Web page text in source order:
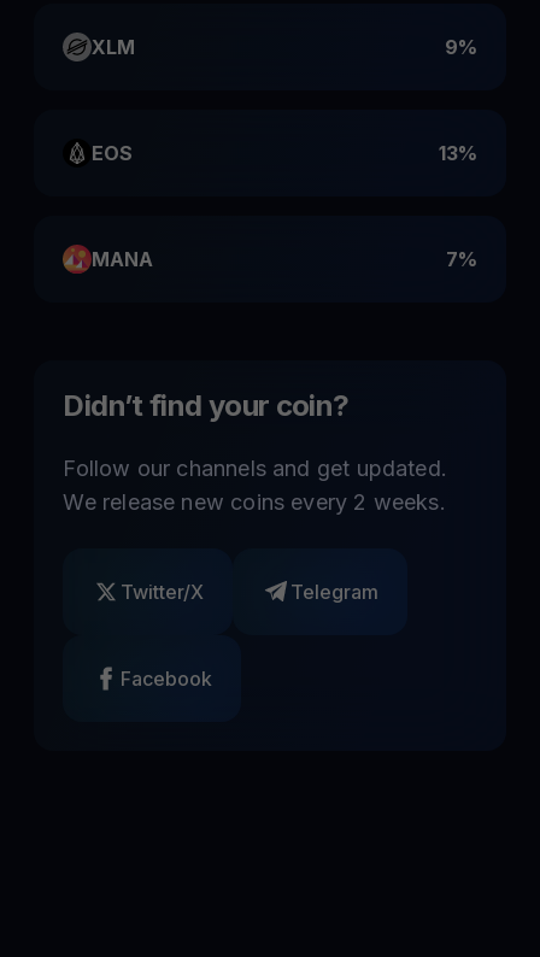
XLM 9%
EOS 13%
MANA 7%
Didn’t find your coin?
Follow our channels and get updated.
We release new coins every 2 weeks.
Twitter/X Telegram
Facebook